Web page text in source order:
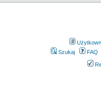
Szukaj
FAQ